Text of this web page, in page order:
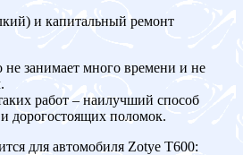
и капитальный ремонт
занимает много времени и не
работ – наилучший способ
дорогостоящих поломок.
для автомобиля Zotye T600: